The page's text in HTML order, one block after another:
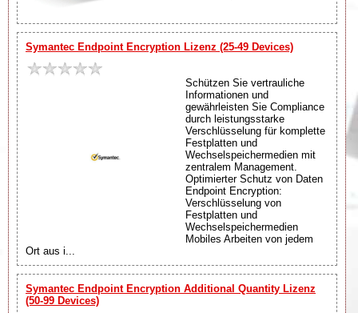
Symantec Endpoint Encryption Lizenz (25-49 Devices)
Schützen Sie vertrauliche
Informationen und
gewährleisten Sie Compliance
durch leistungsstarke
Verschlüsselung für komplette
Festplatten und
Wechselspeichermedien mit
zentralem Management.
Optimierter Schutz von Daten
Endpoint Encryption:
Verschlüsselung von
Festplatten und
Wechselspeichermedien
Mobiles Arbeiten von jedem
Ort aus i...
Symantec Endpoint Encryption Additional Quantity Lizenz
(50-99 Devices)